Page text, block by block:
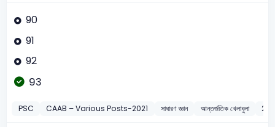
90
91
92
93
PSC CAAB – Various Posts-2021 সাধারণ জ্ঞান আন্তর্জতিক খেলাধুলা